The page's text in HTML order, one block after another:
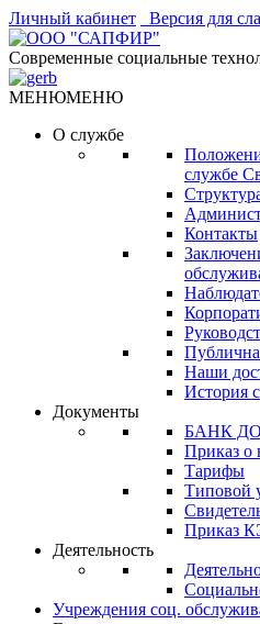
Личный кабинет Версия для
Современные социальные
МЕНЮМЕНЮ
О службе
службе
Контакты
Наши
История
Документы
БАНК
Приказ о
Тарифы
Типовой
Приказ
Деятельность
Учреждения соц.